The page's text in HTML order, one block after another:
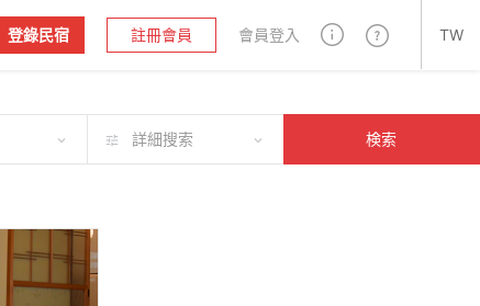
登錄民宿 註冊會員 會員登入 TW
詳細搜索 検索